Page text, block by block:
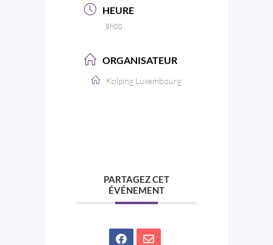
HEURE
9h00
ORGANISATEUR
Kolping Luxembourg
PARTAGEZ CET
ÉVÉNEMENT